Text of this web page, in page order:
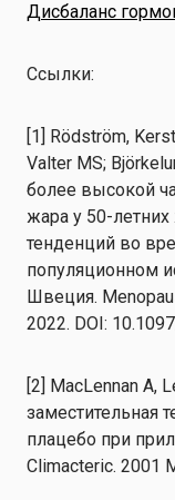
Дисбаланс
Ссылки:
[1] Rödström,
Valter MS;
более высокой
жара у 50-
тенденций во
популяционном
Швеция.
2022. DOI:
[2] MacLennan A,
заместительная
плацебо при
Climacteric. 2001